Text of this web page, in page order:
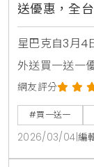
送優惠，全
星巴克自3月
外送買一送一
冰樂等指定品
動，多款熱銷
輕鬆享受咖啡
網友評分
#買一送一
2026/03/04 編